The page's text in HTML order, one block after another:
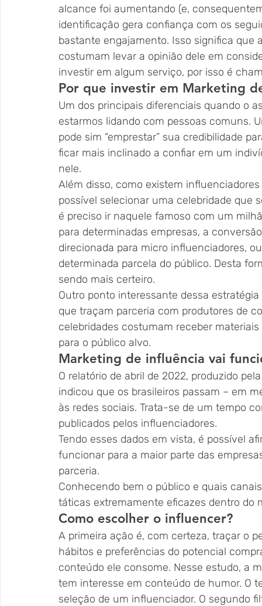
alcance foi aumentando (e,
identificação gera confiança com os
bastante engajamento. Isso significa
costumam levar a opinião dele em
investir em algum serviço, por isso é
Por que investir em Marketing
Um dos principais diferenciais quando o
estarmos lidando com pessoas comuns.
pode sim “emprestar” sua credibilidade
ficar mais inclinado a confiar em um
nele.
Além disso, como existem
possível selecionar uma celebridade que
é preciso ir naquele famoso com um
para determinadas empresas, a
direcionada para micro influenciadores,
determinada parcela do público. Desta
sendo mais certeiro.
Outro ponto interessante dessa
que traçam parceria com produtores de
celebridades costumam receber
para o público alvo.
Marketing de influência vai
O relatório de abril de 2022, produzido
indicou que os brasileiros passam – em
às redes sociais. Trata-se de um tempo
publicados pelos influenciadores.
Tendo esses dados em vista, é possível
funcionar para a maior parte das
parceria.
Conhecendo bem o público e quais
táticas extremamente eficazes dentro do
Como escolher o influencer?
A primeira ação é, com certeza, traçar o
hábitos e preferências do potencial
conteúdo ele consome. Nesse estudo, a
tem interesse em conteúdo de humor. O
seleção de um influenciador. O segundo